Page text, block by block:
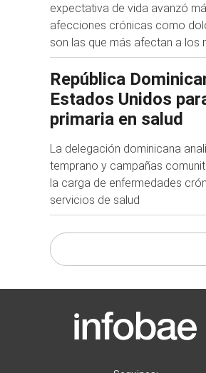
expectativa de vida avanzó
afecciones crónicas como
son las que más afectan a los
República
Estados Unidos
primaria en salud
La delegación dominicana
temprano y campañas
la carga de enfermedades
servicios de salud